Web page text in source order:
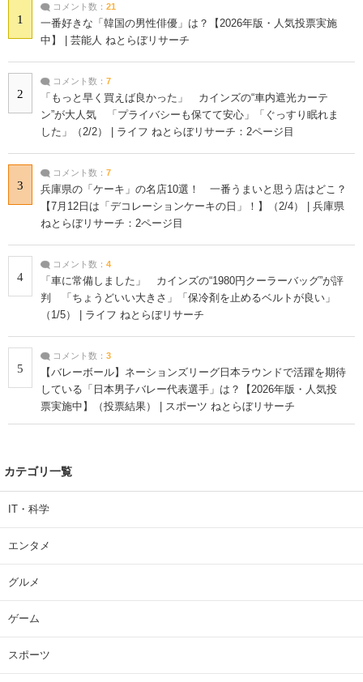
1
コメント数： 21
一番好きな「韓国の男性俳優」は？【2026年版・人気投票実施
中】 | 芸能人 ねとらぼリサーチ
2
コメント数： 7
「もっと早く買えば良かった」 カインズの“車内遮光カーテ
ン”が大人気 「プライバシーも保てて安心」「ぐっすり眠れま
した」（2/2） | ライフ ねとらぼリサーチ：2ページ目
3
コメント数： 7
兵庫県の「ケーキ」の名店10選！ 一番うまいと思う店はどこ？
【7月12日は「デコレーションケーキの日」！】（2/4） | 兵庫県
ねとらぼリサーチ：2ページ目
4
コメント数： 4
「車に常備しました」 カインズの“1980円クーラーバッグ”が評
判 「ちょうどいい大きさ」「保冷剤を止めるベルトが良い」
（1/5） | ライフ ねとらぼリサーチ
5
コメント数： 3
【バレーボール】ネーションズリーグ日本ラウンドで活躍を期待
している「日本男子バレー代表選手」は？【2026年版・人気投
票実施中】（投票結果） | スポーツ ねとらぼリサーチ
カテゴリ一覧
IT・科学
エンタメ
グルメ
ゲーム
スポーツ